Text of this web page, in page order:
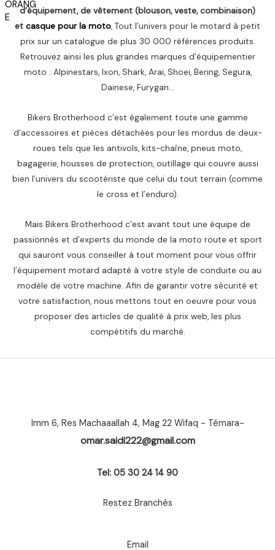
م
.t
:
0
د
م
.
:
1
,
6
5
.
م
.
d’équipement, de vêtement (blouson, veste, combinaison)
et casque pour la moto, Tout l’univers pour le motard à petit
prix sur un catalogue de plus 30 000 références produits.
Retrouvez ainsi les plus grandes marques d’équipementier
moto : Alpinestars, Ixon, Shark, Arai, Shoei, Bering, Segura,
Dainese, Furygan…
Bikers Brotherhood c’est également toute une gamme
d’accessoires et pièces détachées pour les mordus de deux-
roues tels que les antivols, kits-chaîne, pneus moto,
bagagerie, housses de protection, outillage qui couvre aussi
bien l’univers du scootériste que celui du tout terrain (comme
le cross et l’enduro).
Mais Bikers Brotherhood c’est avant tout une équipe de
passionnés et d’experts du monde de la moto route et sport
qui sauront vous conseiller à tout moment pour vous offrir
l’équipement motard adapté à votre style de conduite ou au
modèle de votre machine. Afin de garantir votre sécurité et
votre satisfaction, nous mettons tout en oeuvre pour vous
proposer des articles de qualité à prix web, les plus
compétitifs du marché.
Imm 6, Res Machaaallah 4, Mag 22 Wifaq - Témara-
omar.saidi222@gmail.com
Tel: 05 30 24 14 90
Restez Branchés
Email